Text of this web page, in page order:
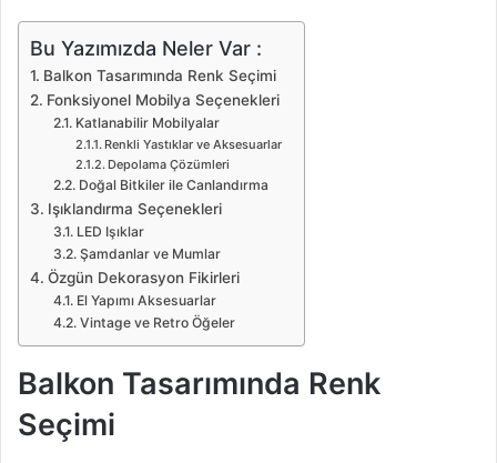
Bu Yazımızda Neler Var :
Balkon Tasarımında Renk Seçimi
Fonksiyonel Mobilya Seçenekleri
Katlanabilir Mobilyalar
Renkli Yastıklar ve Aksesuarlar
Depolama Çözümleri
Doğal Bitkiler ile Canlandırma
Işıklandırma Seçenekleri
LED Işıklar
Şamdanlar ve Mumlar
Özgün Dekorasyon Fikirleri
El Yapımı Aksesuarlar
Vintage ve Retro Öğeler
Balkon Tasarımında Renk
Seçimi